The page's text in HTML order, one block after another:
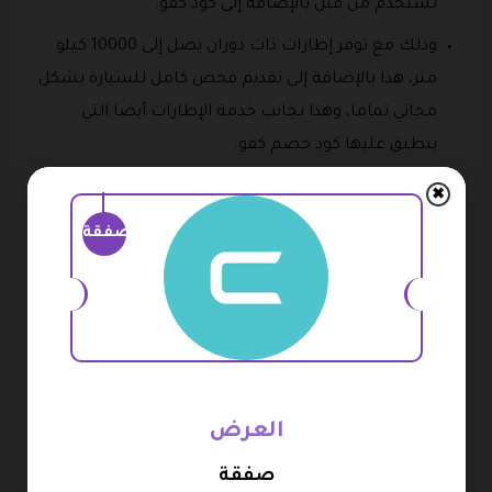
تستخدم من قبل بالإضافة إلى كود كفو.
وذلك مع توفر إطارات ذات دوران يصل إلى 10000 كيلو
متر، هذا بالإضافة إلى تقديم فحص كامل للسيارة بشكل
مجاني تماما، وهذا بجانب خدمة الإطارات أيضا التي
ينطبق عليها كود خصم كفو.
ويتضمن الفحص حالة الجرام وزيت الفرامل وحالة
البطارية والأضواء المصابيح، بالإضافة إلى جميع جوانب
رابعا خدمة تبديل البطارية:يقدم في هذا القسم خدمة
تبديل البطارية في أسرع وقت داخل مدينة دبي حيث يتم
كما يتم تقديم خدمة البدء السريع جدا لخدمة البطارية
صفقة
✖
العرض
صفقة